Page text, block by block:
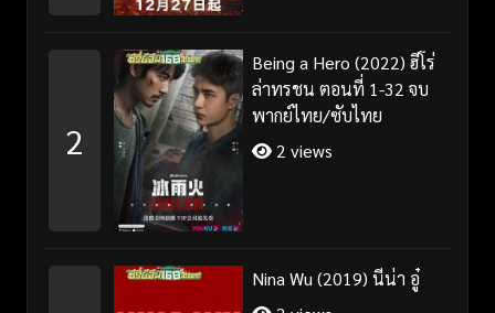
2
Being a Hero (2022) ฮีโร่
ล่าทรชน ตอนที่ 1-32 จบ
พากย์ไทย/ซับไทย
2 views
Nina Wu (2019) นีน่า อู๋